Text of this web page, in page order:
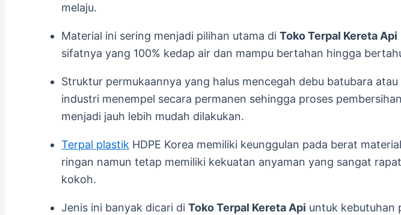
melaju.
Material ini sering menjadi pilihan utama di Toko Terpal Kereta Api
sifatnya yang 100% kedap air dan mampu bertahan hingga
Struktur permukaannya yang halus mencegah debu batubara
industri menempel secara permanen sehingga proses
menjadi jauh lebih mudah dilakukan.
Terpal plastik HDPE Korea memiliki keunggulan pada berat
ringan namun tetap memiliki kekuatan anyaman yang sangat
kokoh.
Jenis ini banyak dicari di Toko Terpal Kereta Api untuk kebutuhan